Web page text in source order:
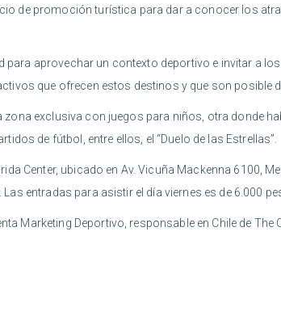
de promoción turística para dar a conocer los
aprovechar un contexto deportivo e invitar a
que ofrecen estos destinos y que son posible
exclusiva con juegos para niños, otra donde
de fútbol, entre ellos, el “Duelo de las Estrellas”.
Center, ubicado en Av. Vicuña Mackenna 6100,
entradas para asistir el día viernes es de 6.000
Marketing Deportivo, responsable en Chile de